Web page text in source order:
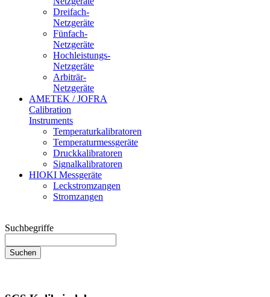
Dreifach-
Netzgeräte
Fünfach-
Netzgeräte
Hochleistungs-
Netzgeräte
Arbiträr-
Netzgeräte
AMETEK / JOFRA
Calibration
Instruments
Temperaturkalibratoren
Temperaturmessgeräte
Druckkalibratoren
Signalkalibratoren
HIOKI Messgeräte
Leckstromzangen
Stromzangen
Suchbegriffe